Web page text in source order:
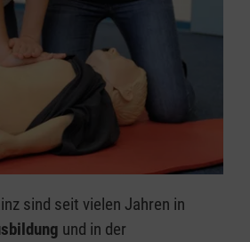
sind seit vielen Jahren in
und in der